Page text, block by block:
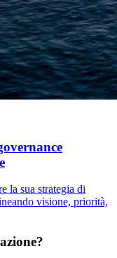
la sua strategia di
visione, priorità,